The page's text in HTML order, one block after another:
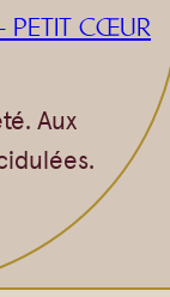
PETIT CŒUR
Aux